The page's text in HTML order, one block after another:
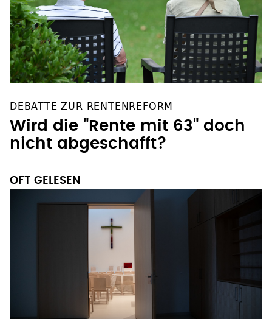
Wird die "Rente mit 63" doch
nicht abgeschafft?